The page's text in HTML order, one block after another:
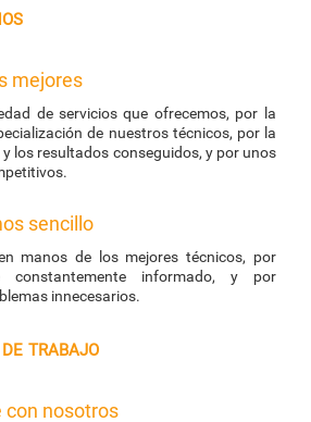
mejores
de servicios que ofrecemos, por la
de nuestros técnicos, por la
y los resultados conseguidos, y por unos
sencillo
manos de los mejores técnicos, por
constantemente informado, y por
innecesarios.
trabajo
con nosotros